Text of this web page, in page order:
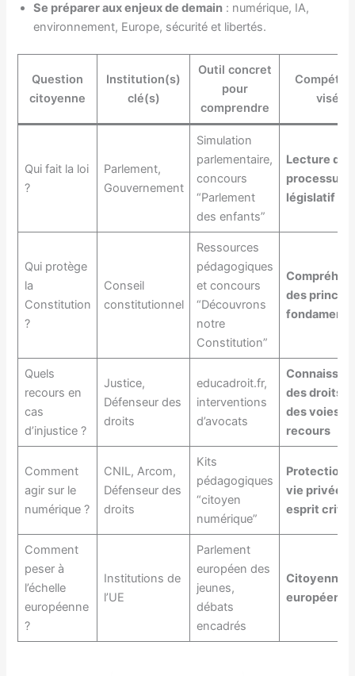
Se préparer aux enjeux de demain : numérique, IA,
environnement, Europe, sécurité et libertés.
Question
citoyenne
Institution(s)
clé(s)
Outil concret
pour
comprendre
visée
Qui fait la loi
?
Parlement,
Gouvernement
Simulation
parlementaire,
concours
“Parlement
des enfants”
Lecture du
processus
législatif
Qui protège
la
Constitution
?
Conseil
constitutionnel
Ressources
pédagogiques
et concours
“Découvrons
notre
Constitution”
des
Quels
recours en
cas
d’injustice ?
Justice,
Défenseur des
droits
educadroit.fr,
interventions
d’avocats
des droits
des voies
recours
Comment
agir sur le
numérique ?
CNIL, Arcom,
Défenseur des
droits
Kits
pédagogiques
“citoyen
numérique”
Protection
vie privée
esprit
Comment
peser à
l’échelle
européenne
?
Institutions de
l’UE
Parlement
européen des
jeunes,
débats
encadrés
européenne